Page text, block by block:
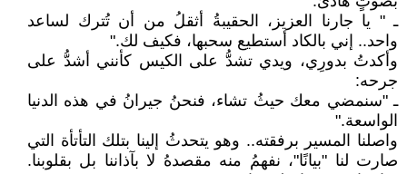
ـ " يا جارنا العزيز، الحقيبةُ أثقلُ من أن تُترك لساعد
واحد.. إني بالكاد أستطيع سحبها، فكيف لك."
وأكدتُ بدورِي، ويدي تشدُّ على الكيس كأنني أشدُّ على
جرحه:
ـ "سنمضي معك حيثُ تشاء، فنحنُ جيرانُ في هذه الدنيا
الواسعة."
واصلنا المسير برفقته.. وهو يتحدثُ إلينا بتلك التأتأة التي
صارت لنا "بيانًا"، نفهمُ منه مقصدهُ لا بآذاننا بل بقلوبنا.